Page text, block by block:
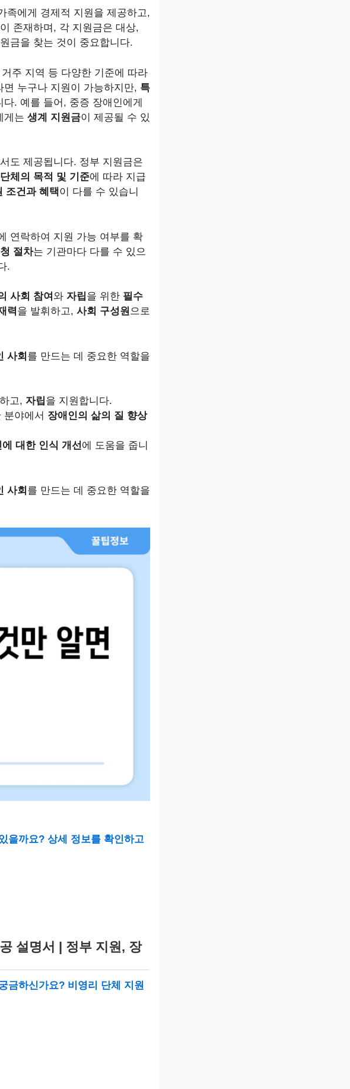
족에게 경제적 지원을 제공하고,
존재하며, 각 지원금은 대상,
금을 찾는 것이 중요합니다.
주 지역 등 다양한 기준에 따라
누구나 지원이 가능하지만, 특
. 예를 들어, 중증 장애인에게
게는 생계 지원금이 제공될 수 있
도 제공됩니다. 정부 지원금은
단체의 목적 및 기준에 따라 지급
조건과 혜택이 다를 수 있습니
연락하여 지원 가능 여부를 확
절차는 기관마다 다를 수 있으
.
사회 참여 와 자립을 위한 필수
력을 발휘하고, 사회 구성원으로
사회 를 만드는 데 중요한 역할을
고, 자립을 지원합니다.
분야에서 장애인의 삶의 질 향상
에 대한 인식 개선에 도움을 줍니
사회 를 만드는 데 중요한 역할을
을까요? 상세 정보를 확인하고
설명서 | 정부 지원, 장
금하신가요? 비영리 단체 지원